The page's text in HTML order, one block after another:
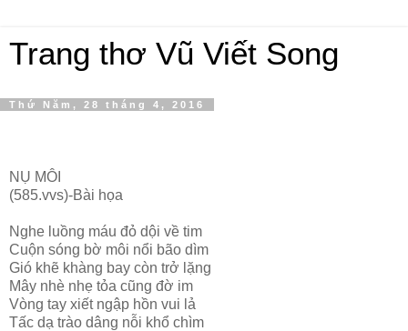
Trang thơ Vũ Viết Song
Thứ Năm, 28 tháng 4, 2016
NỤ MÔI
(585.vvs)-Bài họa
Nghe luồng máu đỏ dội về tim
Cuộn sóng bờ môi nổi bão dìm
Gió khẽ khàng bay còn trở lặng
Mây nhè nhẹ tỏa cũng đờ im
Vòng tay xiết ngập hồn vui lả
Tấc dạ trào dâng nỗi khổ chìm